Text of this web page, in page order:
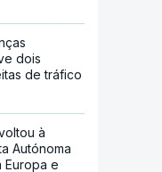
dois
de tráfico
à
Autónoma
Europa e